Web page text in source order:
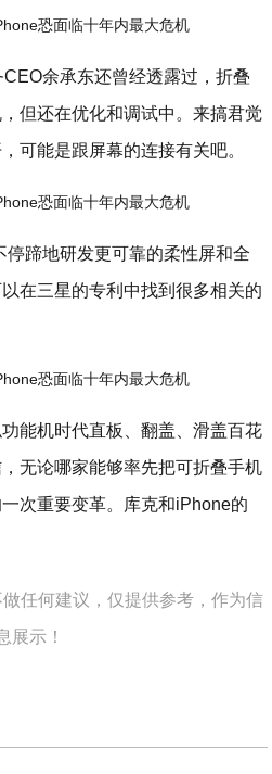
余承东还曾经透露过，折叠
但还在优化和调试中。来搞君觉
可能是跟屏幕的连接有关吧。
停蹄地研发更可靠的柔性屏和全
在三星的专利中找到很多相关的
能机时代直板、翻盖、滑盖百花
无论哪家能够率先把可折叠手机
次重要变革。库克和iPhone的
任何建议，仅提供参考，作为信
展示！